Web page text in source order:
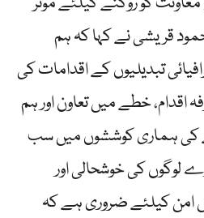
قریشی نے کہا کہ ہم
تبدیلیوں کے اقدامات کی
اقدام، خطے میں تعاون اور ہم
کی ہماری کوششوں میں سب
لوگوں کی خوشحالی اور
امن کیلئے ضروری ہے کہ